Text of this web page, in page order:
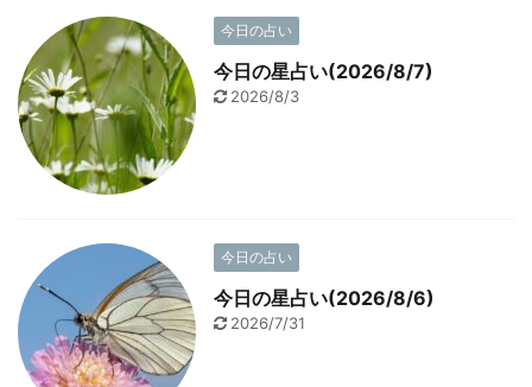
今日の占い
今日の星占い(2026/8/7)
2026/8/3
今日の占い
今日の星占い(2026/8/6)
2026/7/31